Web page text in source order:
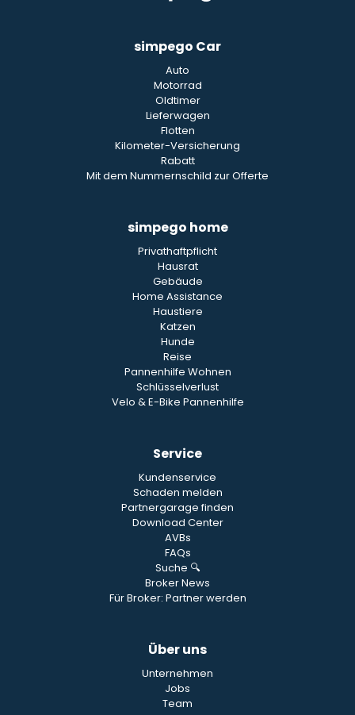
simpego Car
Auto
Motorrad
Oldtimer
Lieferwagen
Flotten
Kilometer-Versicherung
Rabatt
Mit dem Nummernschild zur Offerte
simpego home
Privathaftpflicht
Hausrat
Gebäude
Home Assistance
Haustiere
Katzen
Hunde
Reise
Pannenhilfe Wohnen
Schlüsselverlust
Velo & E-Bike Pannenhilfe
Service
Kundenservice
Schaden melden
Partnergarage finden
Download Center
AVBs
FAQs
Suche 🔍
Broker News
Für Broker: Partner werden
Über uns
Unternehmen
Jobs
Team